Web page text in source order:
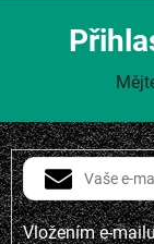
Vložením e-